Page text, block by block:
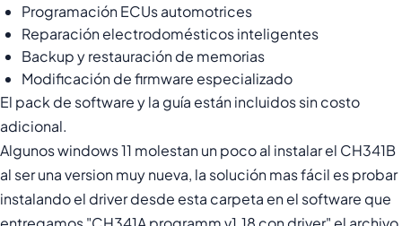
Programación ECUs automotrices
Reparación electrodomésticos inteligentes
Backup y restauración de memorias
Modificación de firmware especializado
El pack de software y la guía están incluidos sin costo
adicional.
Algunos windows 11 molestan un poco al instalar el CH341B
al ser una version muy nueva, la solución mas fácil es probar
instalando el driver desde esta carpeta en el software que